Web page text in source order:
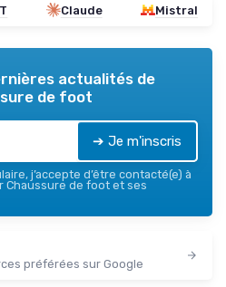
Claude Mistral
actualités de
de foot
➔ Je m'inscris
j’accepte d’être contacté(e) à
Chaussure de foot et ses
préférées sur Google